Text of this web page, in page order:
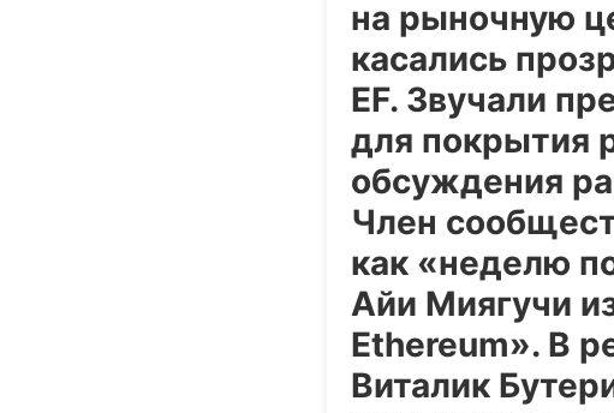
на рыночную
касались
EF. Звучали
для покрытия
обсуждения
Член
как «неделю
Айи Миягучи
Ethereum». В
Виталик